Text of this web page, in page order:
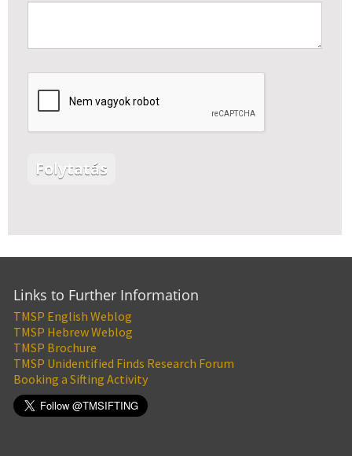
Links to Further Information
TMSP English Weblog
TMSP Hebrew Weblog
TMSP Brochure
TMSP Unidentified Finds Research Forum
Booking a Sifting Activity